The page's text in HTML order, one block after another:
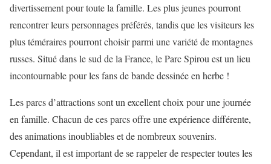
divertissement pour toute la famille. Les plus jeunes pourront
rencontrer leurs personnages préférés, tandis que les visiteurs les
plus téméraires pourront choisir parmi une variété de montagnes
russes. Situé dans le sud de la France, le Parc Spirou est un lieu
incontournable pour les fans de bande dessinée en herbe !
Les parcs d’attractions sont un excellent choix pour une journée
en famille. Chacun de ces parcs offre une expérience différente,
des animations inoubliables et de nombreux souvenirs.
Cependant, il est important de se rappeler de respecter toutes les